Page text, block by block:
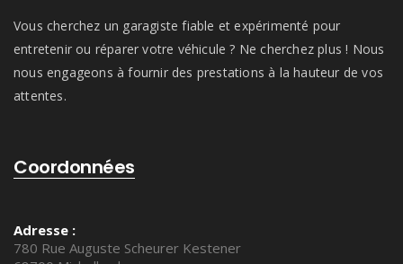
Vous cherchez un garagiste fiable et expérimenté pour
entretenir ou réparer votre véhicule ? Ne cherchez plus ! Nous
nous engageons à fournir des prestations à la hauteur de vos
attentes.
Coordonnées
Adresse :
780 Rue Auguste Scheurer Kestener